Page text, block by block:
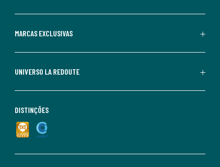
MARCAS EXCLUSIVAS
UNIVERSO LA REDOUTE
DISTINÇÕES